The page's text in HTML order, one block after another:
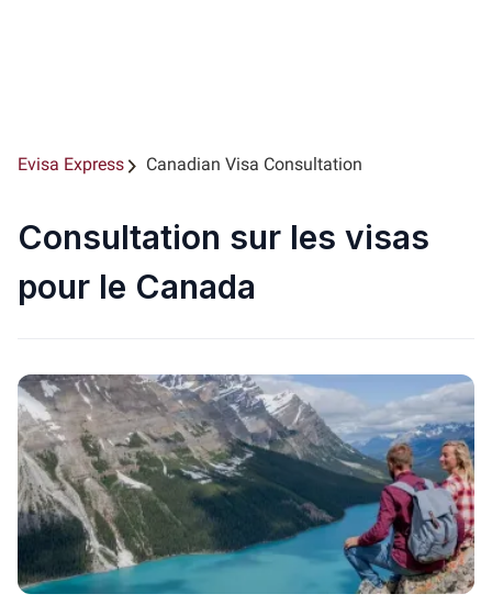
Evisa Express Canadian Visa Consultation
Consultation sur les visas
pour le Canada